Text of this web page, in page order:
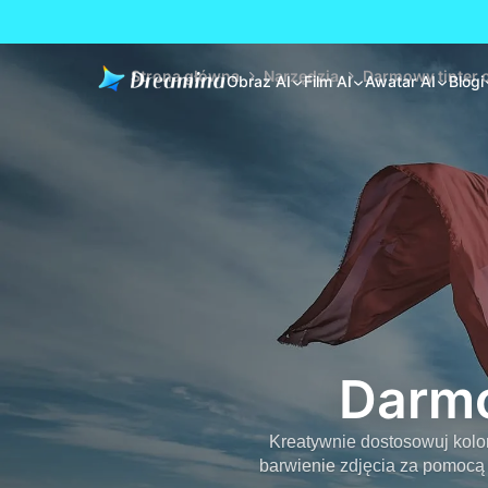
Obraz AI Film AI Awatar AI Blogi
Strona główna Narzędzia Darmowy tinter
Kreatywnie dostosowuj
barwienie zdjęcia za